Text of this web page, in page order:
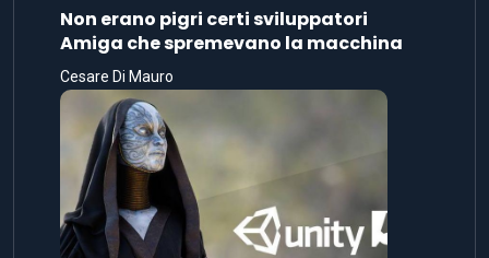
Non erano pigri certi sviluppatori
Amiga che spremevano la macchina
Cesare Di Mauro